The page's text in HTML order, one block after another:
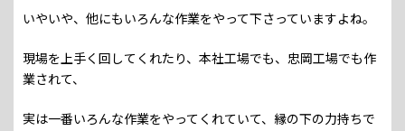
いやいや、他にもいろんな作業をやって下さっていますよね。
現場を上手く回してくれたり、本社工場でも、忠岡工場でも作
業されて、
実は一番いろんな作業をやってくれていて、縁の下の力持ちで